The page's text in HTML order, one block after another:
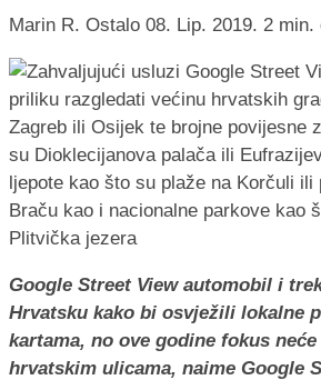
Marin R. Ostalo 08. Lip. 2019. 2 min.
Google Street View automobil i
Hrvatsku kako bi osvježili lokalne
kartama, no ove godine fokus
hrvatskim ulicama, naime Google